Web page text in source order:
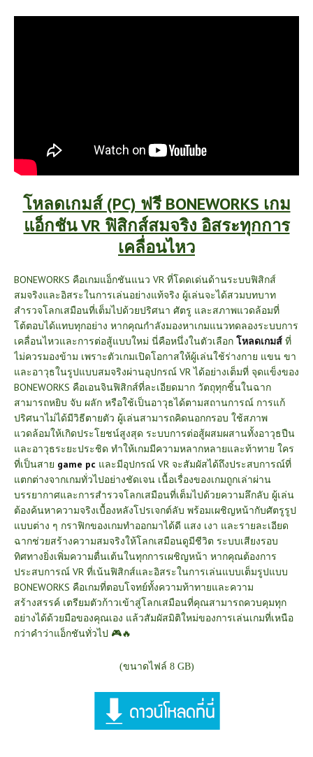
โหลดเกมส์ (PC) ฟรี BONEWORKS เกม
แอ็กชัน VR ฟิสิกส์สมจริง อิสระทุกการ
เคลื่อนไหว
BONEWORKS คือเกมแอ็กชันแนว VR ที่โดดเด่นด้านระบบฟิสิกส์
สมจริงและอิสระในการเล่นอย่างแท้จริง ผู้เล่นจะได้สวมบทบาท
สำรวจโลกเสมือนที่เต็มไปด้วยปริศนา ศัตรู และสภาพแวดล้อมที่
โต้ตอบได้แทบทุกอย่าง หากคุณกำลังมองหาเกมแนวทดลองระบบการ
เคลื่อนไหวและการต่อสู้แบบใหม่ นี่คือหนึ่งในตัวเลือก โหลดเกมส์ ที่
ไม่ควรมองข้าม เพราะตัวเกมเปิดโอกาสให้ผู้เล่นใช้ร่างกาย แขน ขา
และอาวุธในรูปแบบสมจริงผ่านอุปกรณ์ VR ได้อย่างเต็มที่ จุดแข็งของ
BONEWORKS คือเอนจินฟิสิกส์ที่ละเอียดมาก วัตถุทุกชิ้นในฉาก
สามารถหยิบ จับ ผลัก หรือใช้เป็นอาวุธได้ตามสถานการณ์ การแก้
ปริศนาไม่ได้มีวิธีตายตัว ผู้เล่นสามารถคิดนอกกรอบ ใช้สภาพ
แวดล้อมให้เกิดประโยชน์สูงสุด ระบบการต่อสู้ผสมผสานทั้งอาวุธปืน
และอาวุธระยะประชิด ทำให้เกมมีความหลากหลายและท้าทาย ใคร
ที่เป็นสาย game pc และมีอุปกรณ์ VR จะสัมผัสได้ถึงประสบการณ์ที่
แตกต่างจากเกมทั่วไปอย่างชัดเจน เนื้อเรื่องของเกมถูกเล่าผ่าน
บรรยากาศและการสำรวจโลกเสมือนที่เต็มไปด้วยความลึกลับ ผู้เล่น
ต้องค้นหาความจริงเบื้องหลังโปรเจกต์ลับ พร้อมเผชิญหน้ากับศัตรูรูป
แบบต่าง ๆ กราฟิกของเกมทำออกมาได้ดี แสง เงา และรายละเอียด
ฉากช่วยสร้างความสมจริงให้โลกเสมือนดูมีชีวิต ระบบเสียงรอบ
ทิศทางยิ่งเพิ่มความตื่นเต้นในทุกการเผชิญหน้า หากคุณต้องการ
ประสบการณ์ VR ที่เน้นฟิสิกส์และอิสระในการเล่นแบบเต็มรูปแบบ
BONEWORKS คือเกมที่ตอบโจทย์ทั้งความท้าทายและความ
สร้างสรรค์ เตรียมตัวก้าวเข้าสู่โลกเสมือนที่คุณสามารถควบคุมทุก
อย่างได้ด้วยมือของคุณเอง แล้วสัมผัสมิติใหม่ของการเล่นเกมที่เหนือ
กว่าคำว่าแอ็กชันทั่วไป 🎮🔥
(ขนาดไฟล์ 8 GB)